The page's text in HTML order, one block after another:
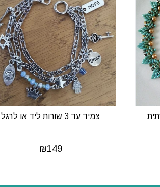
צמיד עד 3 שורות ליד או לרגל
₪149